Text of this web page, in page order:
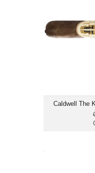
Caldwell The